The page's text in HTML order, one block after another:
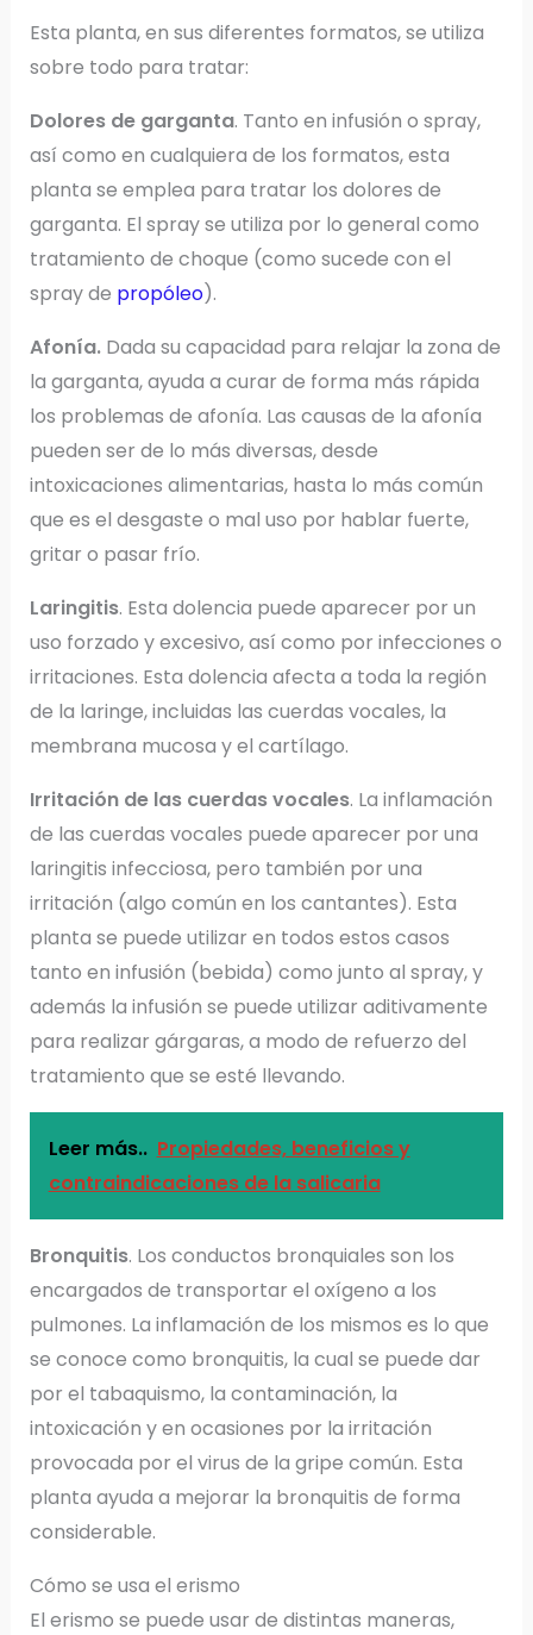
Esta planta, en sus diferentes formatos, se utiliza
sobre todo para tratar:
Dolores de garganta. Tanto en infusión o spray,
así como en cualquiera de los formatos, esta
planta se emplea para tratar los dolores de
garganta. El spray se utiliza por lo general como
tratamiento de choque (como sucede con el
spray de propóleo).
Afonía.Dada su capacidad para relajar la zona de
la garganta, ayuda a curar de forma más rápida
los problemas de afonía. Las causas de la afonía
pueden ser de lo más diversas, desde
intoxicaciones alimentarias, hasta lo más común
que es el desgaste o mal uso por hablar fuerte,
gritar o pasar frío.
Laringitis. Esta dolencia puede aparecer por un
uso forzado y excesivo, así como por infecciones o
irritaciones. Esta dolencia afecta a toda la región
de la laringe, incluidas las cuerdas vocales, la
membrana mucosa y el cartílago.
Irritación de las cuerdas vocales. La inflamación
de las cuerdas vocales puede aparecer por una
laringitis infecciosa, pero también por una
irritación (algo común en los cantantes). Esta
planta se puede utilizar en todos estos casos
tanto en infusión (bebida) como junto al spray, y
además la infusión se puede utilizar aditivamente
para realizar gárgaras, a modo de refuerzo del
tratamiento que se esté llevando.
Leer más.. Propiedades, beneficios y
contraindicaciones de la salicaria
Bronquitis. Los conductos bronquiales son los
encargados de transportar el oxígeno a los
pulmones. La inflamación de los mismos es lo que
se conoce como bronquitis, la cual se puede dar
por el tabaquismo, la contaminación, la
intoxicación y en ocasiones por la irritación
provocada por el virus de la gripe común. Esta
planta ayuda a mejorar la bronquitis de forma
considerable.
Cómo se usa el erismo
El erismo se puede usar de distintas maneras,